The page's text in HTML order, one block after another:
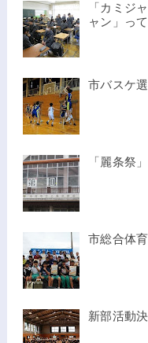
「カミジ
ャン」って
市バスケ
「麗条祭
市総合体
新部活動